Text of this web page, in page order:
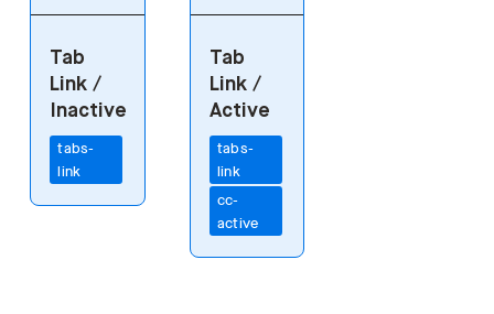
Tab
Link /
Inactive
tabs-
link
Tab
Link /
Active
tabs-
link
cc-
active